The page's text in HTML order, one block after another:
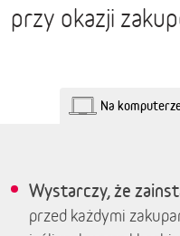
przy okazji
Na
Wystarczy, że
przed każdymi